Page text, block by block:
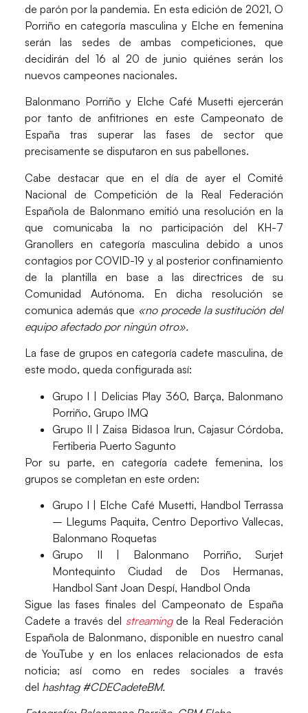
de parón por la pandemia. En esta edición de 2021,O
Porriño en categoría masculina y Elche en femenina
serán las sedes de ambas competiciones, que
decidirán del 16 al 20 de junio quiénes serán los
nuevos campeones nacionales.
Balonmano Porriño y Elche Café Musetti ejercerán
por tanto de anfitriones en este Campeonato de
España tras superar las fases de sector que
precisamente se disputaron en sus pabellones.
Cabe destacar que en el día de ayer el Comité
Nacional de Competición de la Real Federación
Española de Balonmano emitió una resolución en la
que comunicaba la no participación del KH-7
Granollers en categoría masculina debido a unos
contagios por COVID-19 y al posterior confinamiento
de la plantilla en base a las directrices de su
Comunidad Autónoma. En dicha resolución se
comunica además que «no procede la sustitución del
equipo afectado por ningún otro».
La fase de grupos en categoríacadete masculina,de
este modo, queda configurada así:
Grupo I | Delicias Play 360, Barça, Balonmano
Porriño, Grupo IMQ
Grupo II | Zaisa Bidasoa Irun, Cajasur Córdoba,
Fertiberia Puerto Sagunto
Por su parte, en categoríacadete femenina, los
grupos se completan en este orden:
Grupo I | Elche Café Musetti, Handbol Terrassa
– Llegums Paquita, Centro Deportivo Vallecas,
Balonmano Roquetas
Grupo II | Balonmano Porriño, Surjet
Montequinto Ciudad de Dos Hermanas,
Handbol Sant Joan Despí, Handbol Onda
Sigue las fases finales del Campeonato de España
Cadete a través del streamingde la Real Federación
Española de Balonmano, disponible en nuestro canal
de YouTube y en los enlaces relacionados de esta
noticia; así como en redes sociales a través
del hashtag #CDECadeteBM.